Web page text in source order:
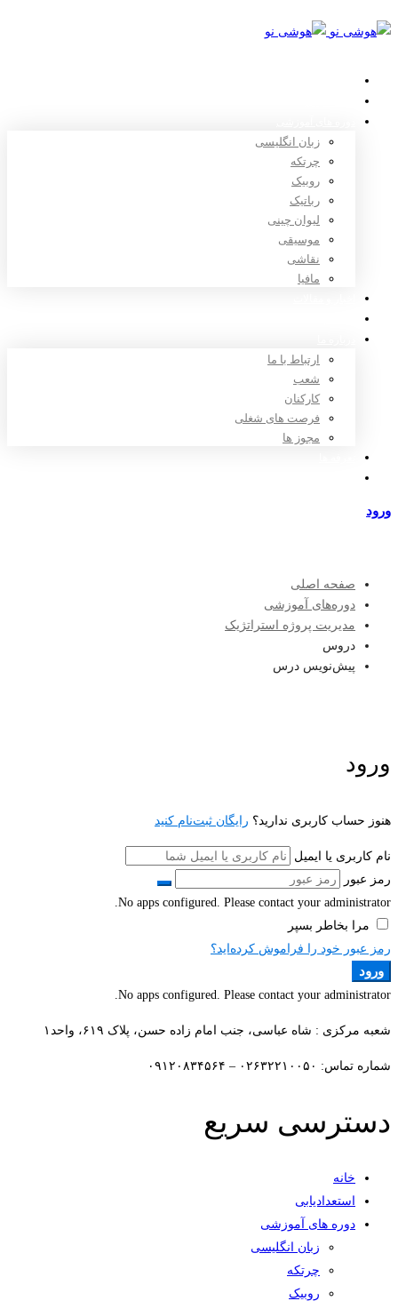
زبان انگلیسی
چرتکه
روبیک
رباتیک
لیوان چینی
موسیقی
نقاشی
مافیا
ارتباط با ما
شعب
کارکنان
فرصت های شغلی
مجوز ها
ورود
صفحه اصلی
دوره‌های آموزشی
مدیریت پروژه استراتژیک
دروس
پیش‌نویس درس
ورود
هنوز حساب کاربری ندارید؟ رایگان ثبت‌نام کنید
نام کاربری یا ایمیل
رمز عبور
No apps configured. Please contact your administrator.
مرا بخاطر بسپر
رمز عبور خود را فراموش کرده‌اید؟
ورود
No apps configured. Please contact your administrator.
شعبه مرکزی : شاه عباسی، جنب امام زاده حسن، پلاک ۶۱۹، واحد۱​
شماره تماس: ۰۲۶۳۲۲۱۰۰۵۰ – ۰۹۱۲۰۸۳۴۵۶۴
دسترسی سریع
خانه
استعدادیابی
دوره های آموزشی
زبان انگلیسی
چرتکه
روبیک